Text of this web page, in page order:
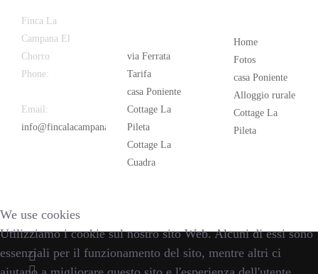
Finca La
Campana El
Chorro
Phone:
Email:
info@fincalacampana.com
via Ferrata
Tarifa
casa Poniente
Cottage La
Pileta
Cottage La
Cuadra
Home
Fotos
casa Poniente
Alloggio rurale
Cottage La
Pileta
We use cookies
Utilizziamo i cookie sul nostro sito Web. Alcuni di essi sono
essenziali per il funzionamento del sito, mentre altri ci